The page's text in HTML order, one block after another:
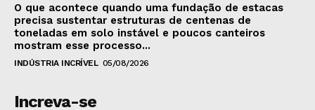
O que acontece quando uma fundação de estacas
precisa sustentar estruturas de centenas de
toneladas em solo instável e poucos canteiros
mostram esse processo...
INDÚSTRIA INCRÍVEL 05/08/2026
Increva-se